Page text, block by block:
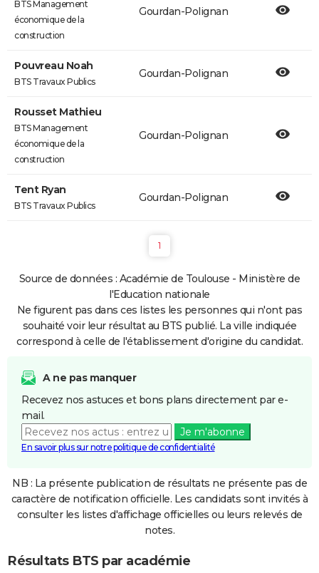
BTS Management
économique de la
construction
Gourdan-Polignan
Pouvreau Noah
BTS Travaux Publics
Gourdan-Polignan
Rousset Mathieu
BTS Management
économique de la
construction
Gourdan-Polignan
Tent Ryan
BTS Travaux Publics
Gourdan-Polignan
1
Source de données : Académie de Toulouse - Ministère de
l'Education nationale
Ne figurent pas dans ces listes les personnes qui n'ont pas
souhaité voir leur résultat au BTS publié. La ville indiquée
correspond à celle de l'établissement d'origine du candidat.
A ne pas manquer
Recevez nos astuces et bons plans directement par e-
mail.
Je m'abonne
En savoir plus sur notre politique de confidentialité
NB : La présente publication de résultats ne présente pas de
caractère de notification officielle. Les candidats sont invités à
consulter les listes d'affichage officielles ou leurs relevés de
notes.
Résultats BTS par académie